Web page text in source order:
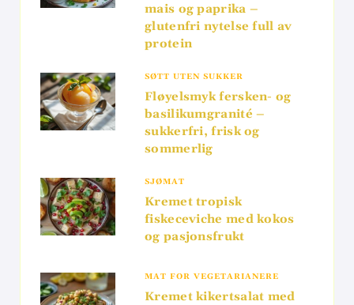
mais og paprika –
glutenfri nytelse full av
protein
SØTT UTEN SUKKER
Fløyelsmyk fersken- og
basilikumgranité –
sukkerfri, frisk og
sommerlig
SJØMAT
Kremet tropisk
fiskeceviche med kokos
og pasjonsfrukt
MAT FOR VEGETARIANERE
Kremet kikertsalat med